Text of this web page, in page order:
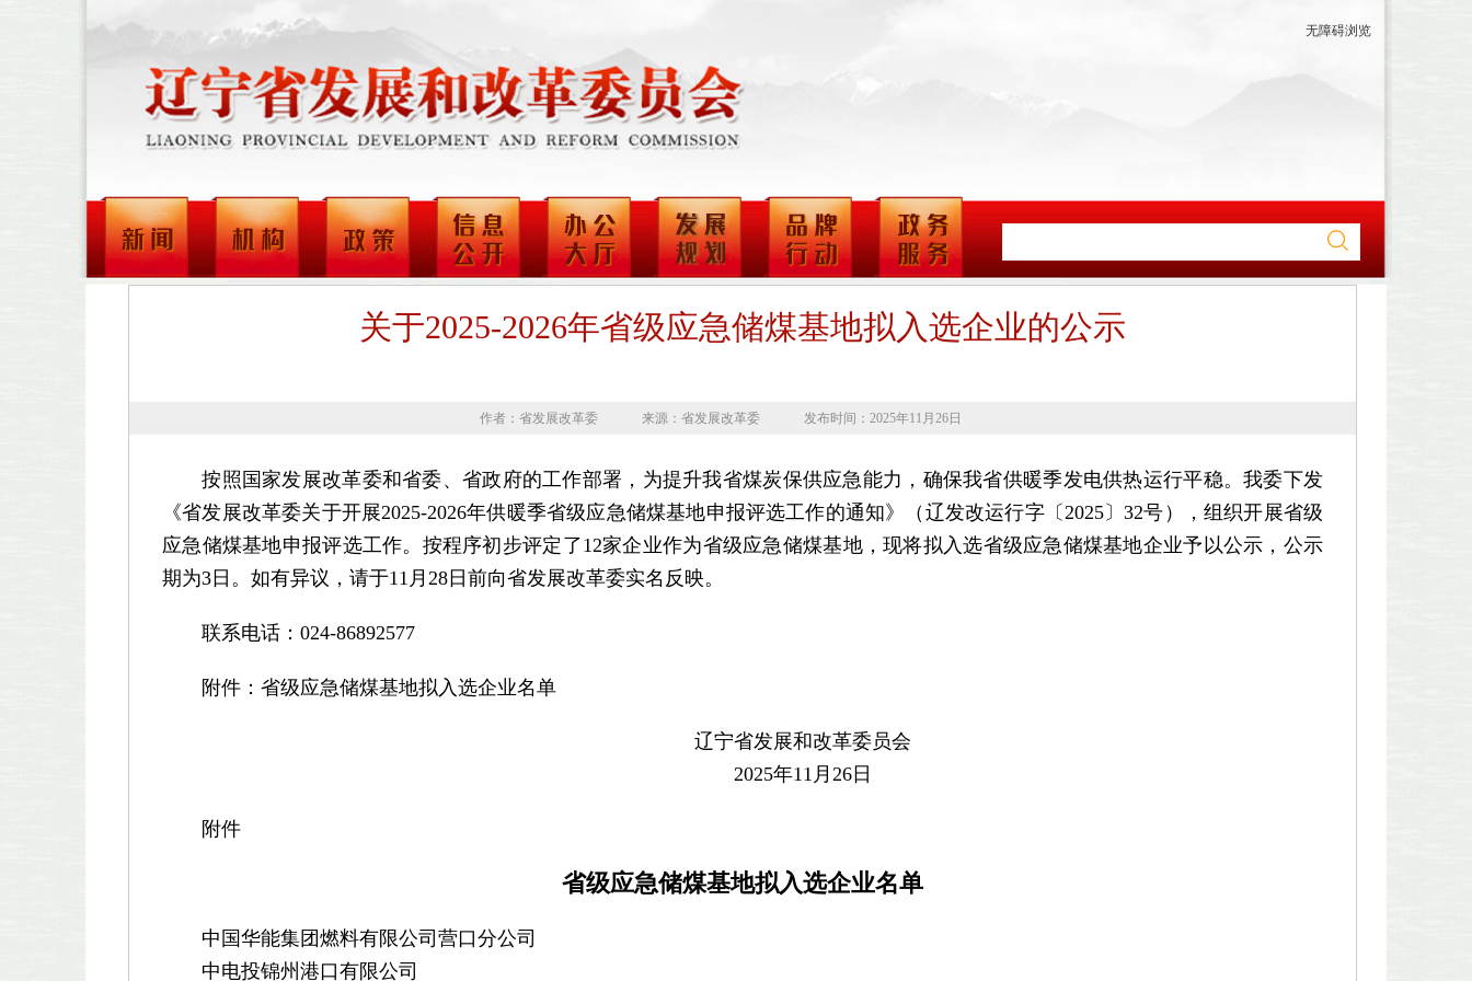
无障碍浏览
关于2025-2026年省级应急储煤基地拟入选企业的公示
作者：省发展改革委 来源：省发展改革委 发布时间：2025年11月26日
按照国家发展改革委和省委、省政府的工作部署，为提升我省煤炭保供应急能力，确保我省供暖季发电供热运行平稳。我委下发
《省发展改革委关于开展2025-2026年供暖季省级应急储煤基地申报评选工作的通知》（辽发改运行字〔2025〕32号），组织开展省级
应急储煤基地申报评选工作。按程序初步评定了12家企业作为省级应急储煤基地，现将拟入选省级应急储煤基地企业予以公示，公示
期为3日。如有异议，请于11月28日前向省发展改革委实名反映。
联系电话：024-86892577
附件：省级应急储煤基地拟入选企业名单
辽宁省发展和改革委员会
2025年11月26日
附件
省级应急储煤基地拟入选企业名单
中国华能集团燃料有限公司营口分公司
中电投锦州港口有限公司